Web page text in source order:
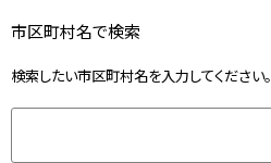
市区町村名で検索
検索したい市区町村名を入力してください。